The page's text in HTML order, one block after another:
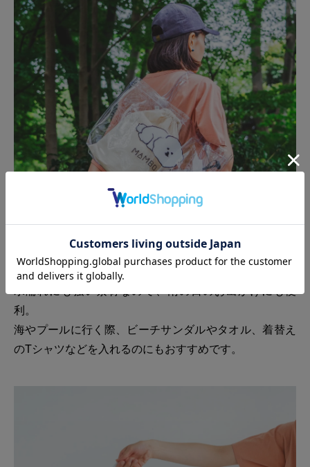
水濡れにも強い素材なので、雨の日のお出かけにも便
利。
海やプールに行く際、ビーチサンダルやタオル、着替え
のTシャツなどを入れるのにもおすすめです。